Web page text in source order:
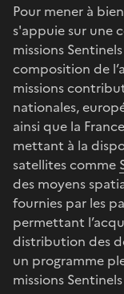
Pour mener à
s'appuie sur une
missions
composition de
missions
nationales,
ainsi que la
mettant à la
satellites comme
des moyens
fournies par les
permettant
distribution des
un programme
missions